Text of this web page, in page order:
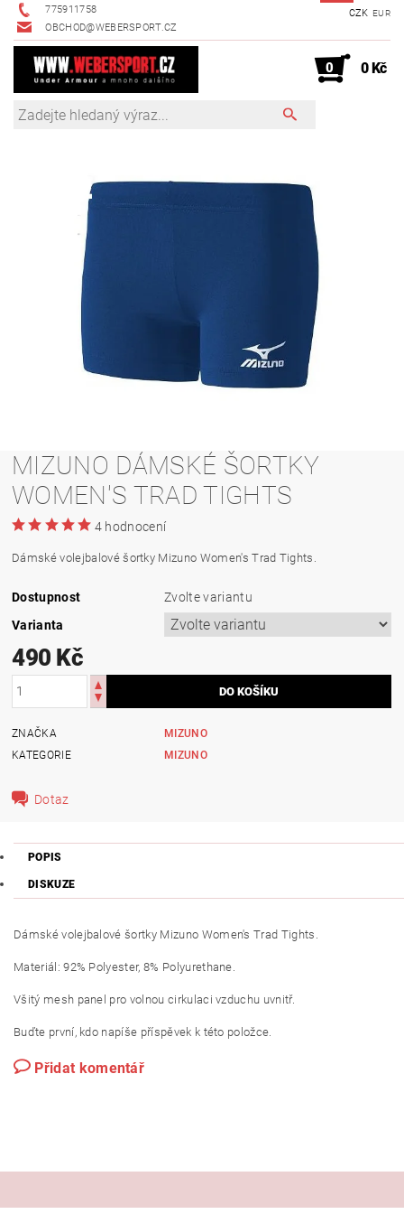
775911758
OBCHOD@WEBERSPORT.CZ
CZK EUR
0 0 Kč
MIZUNO DÁMSKÉ ŠORTKY
WOMEN'S TRAD TIGHTS
4 hodnocení
Dámské volejbalové šortky Mizuno Women's Trad Tights.
Dostupnost
Zvolte variantu
Varianta
490 Kč
ZNAČKA
MIZUNO
KATEGORIE
MIZUNO
Dotaz
POPIS
DISKUZE
Dámské volejbalové šortky Mizuno Women's Trad Tights.
Materiál: 92% Polyester, 8% Polyurethane.
Všitý mesh panel pro volnou cirkulaci vzduchu uvnitř.
Buďte první, kdo napíše příspěvek k této položce.
Přidat komentář